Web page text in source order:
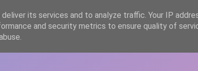
HOME ARTICOLE
its services and to analyze traffic. Your IP
and security metrics to ensure quality of